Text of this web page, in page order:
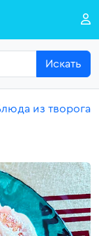
Искать
из творога